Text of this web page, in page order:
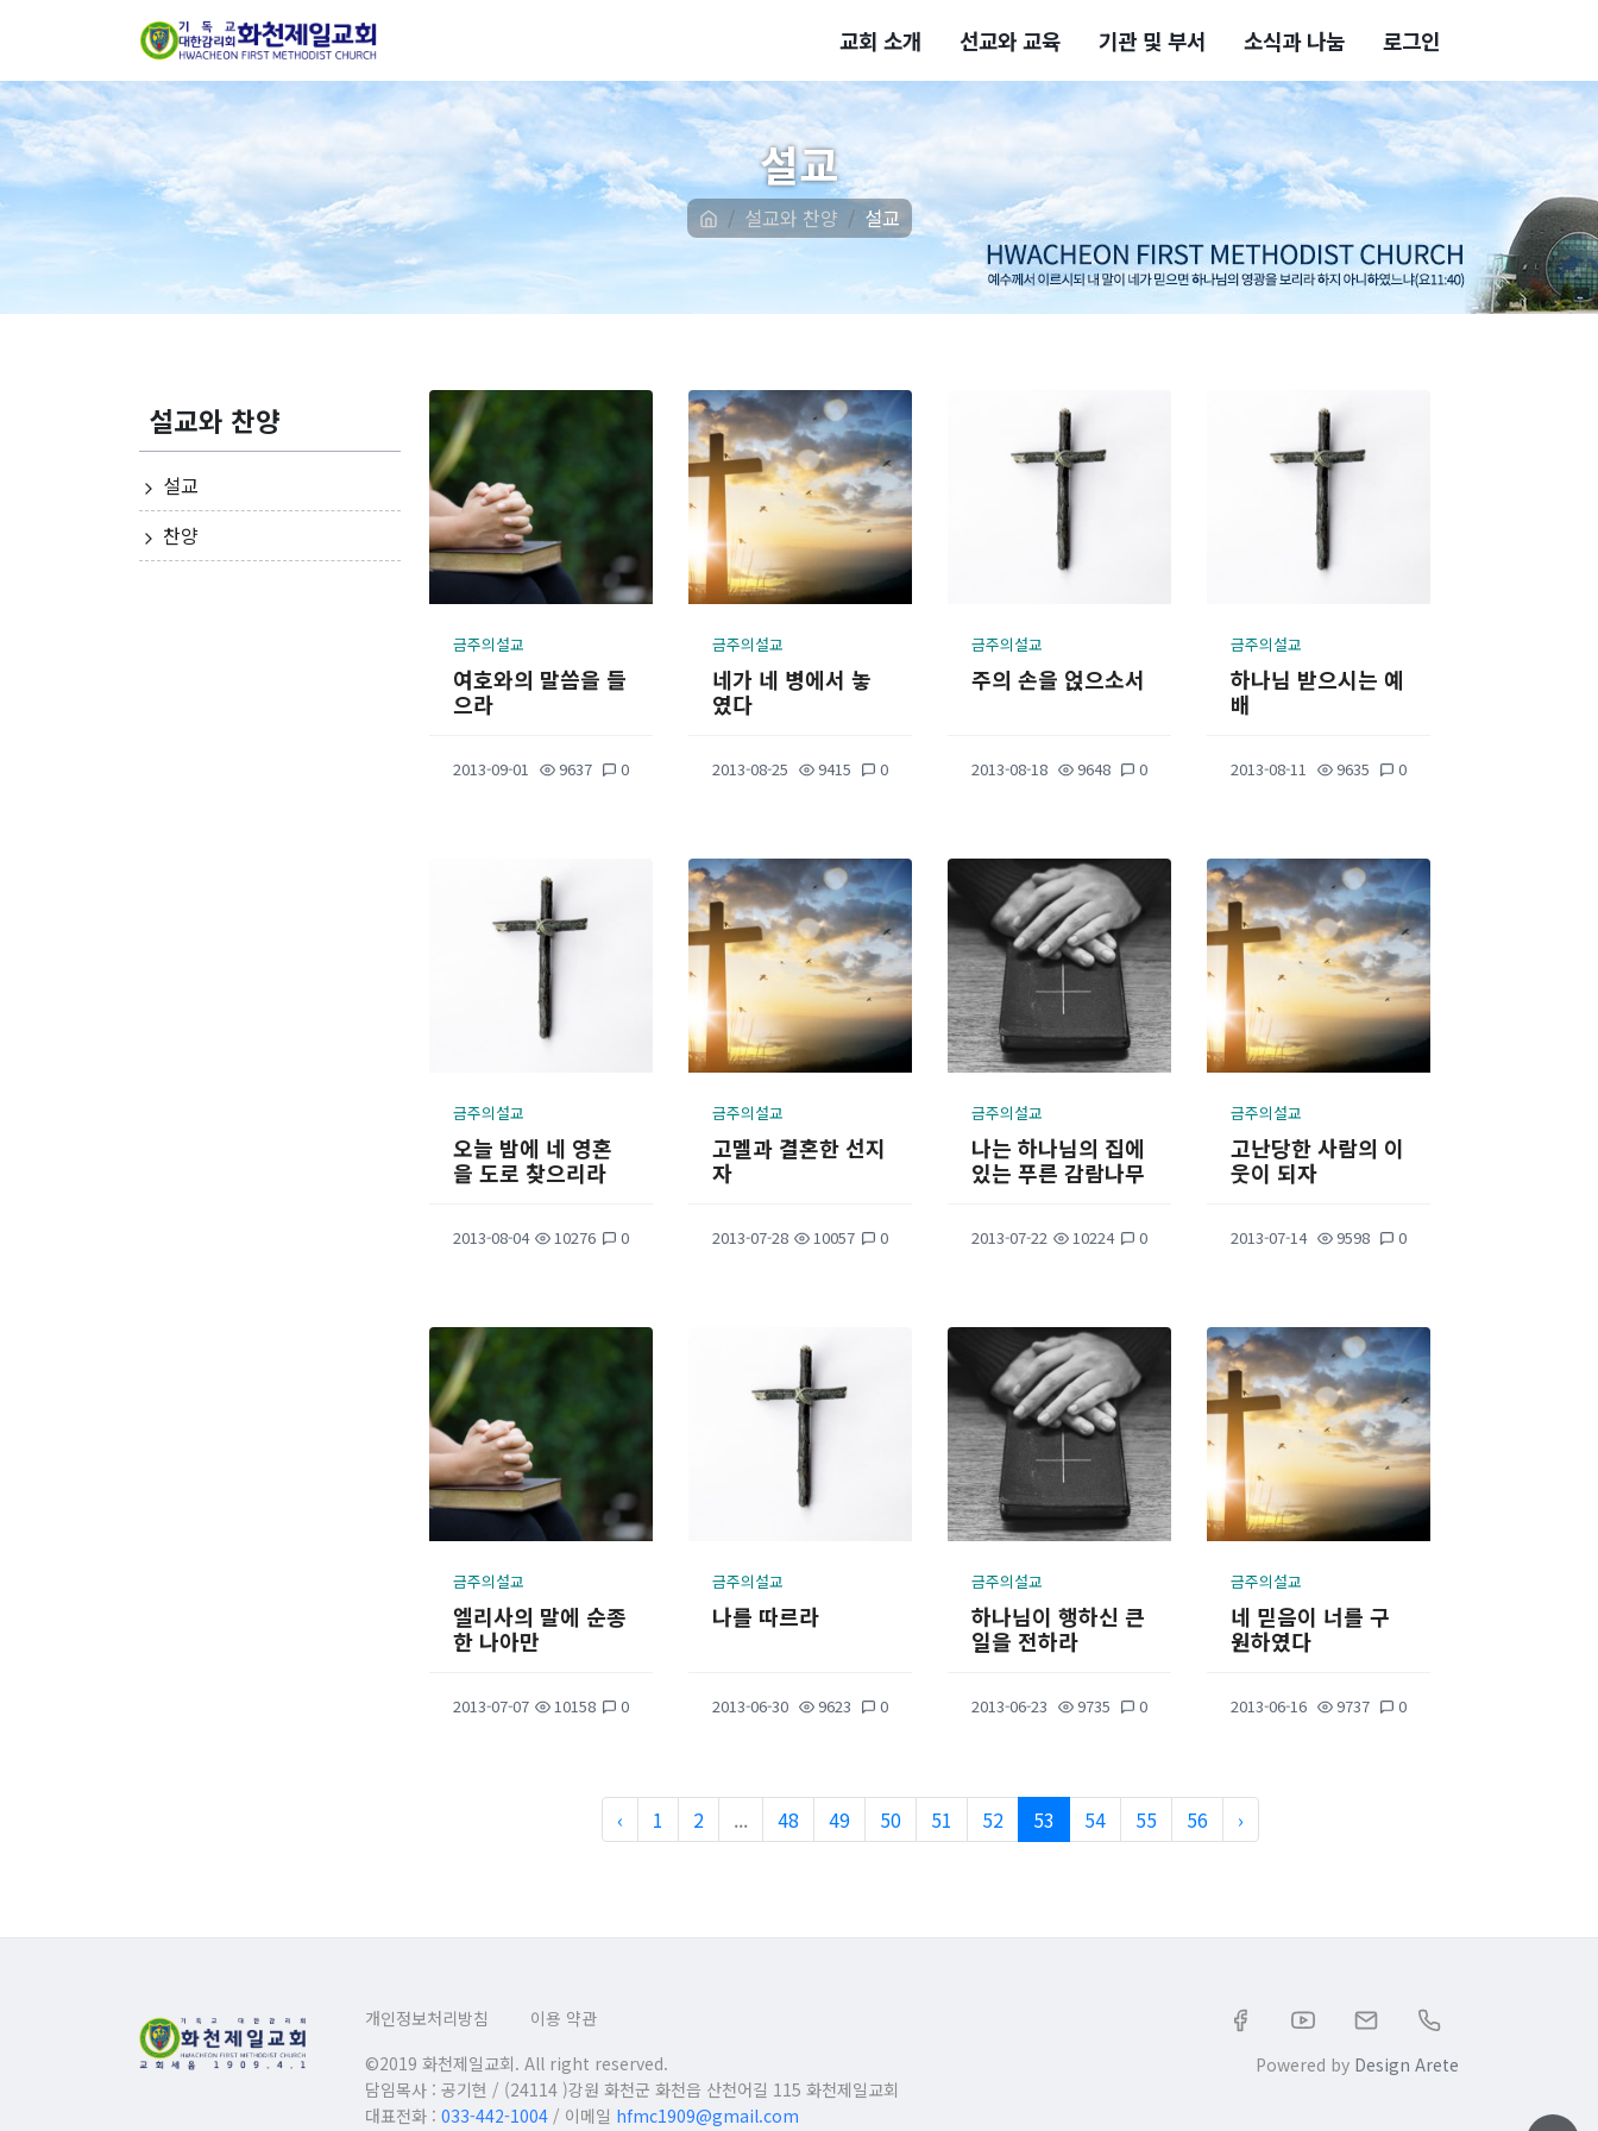
교회 소개 선교와 교육 기관 및 부서 소식과 나눔 로그인
설교
설교와 찬양 설교
금주의설교
여호와의 말씀을 들
으라
2013-09-01 9637 0
금주의설교
네가 네 병에서 놓
였다
2013-08-25 9415 0
금주의설교
주의 손을 얹으소서
2013-08-18 9648 0
금주의설교
하나님 받으시는 예
배
2013-08-11 9635 0
금주의설교
오늘 밤에 네 영혼
을 도로 찾으리라
2013-08-04 10276 0
금주의설교
고멜과 결혼한 선지
자
2013-07-28 10057 0
금주의설교
나는 하나님의 집에
있는 푸른 감람나무
2013-07-22 10224 0
금주의설교
고난당한 사람의 이
웃이 되자
2013-07-14 9598 0
금주의설교
엘리사의 말에 순종
한 나아만
2013-07-07 10158 0
금주의설교
나를 따르라
2013-06-30 9623 0
금주의설교
하나님이 행하신 큰
일을 전하라
2013-06-23 9735 0
금주의설교
네 믿음이 너를 구
원하였다
2013-06-16 9737 0
‹ 1 2 ... 48 49 50 51 52 53 54 55 56 ›
설교와 찬양
설교
찬양
개인정보처리방침
이용 약관
©2019 화천제일교회. All right reserved.
담임목사 : 공기현 / (24114 )강원 화천군 화천읍 산천어길 115 화천제일교회
대표전화 : 033-442-1004 / 이메일 hfmc1909@gmail.com
Powered by Design Arete